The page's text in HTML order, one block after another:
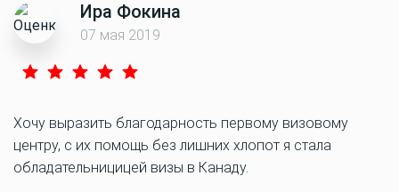
Ира Фокина
07 мая 2019
Хочу выразить благодарность первому визовому
центру, с их помощь без лишних хлопот я стала
обладательницицей визы в Канаду.